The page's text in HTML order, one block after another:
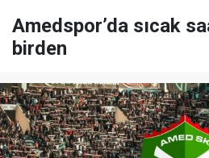
Amedspor’da sıcak
birden